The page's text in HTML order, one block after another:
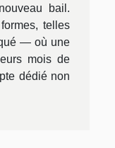
bail.
telles
— où une
mois de
dédié non